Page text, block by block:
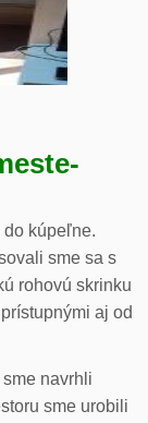
do kúpeľne.
sme sa s
rohovú skrinku
aj od
navrhli
sme urobili